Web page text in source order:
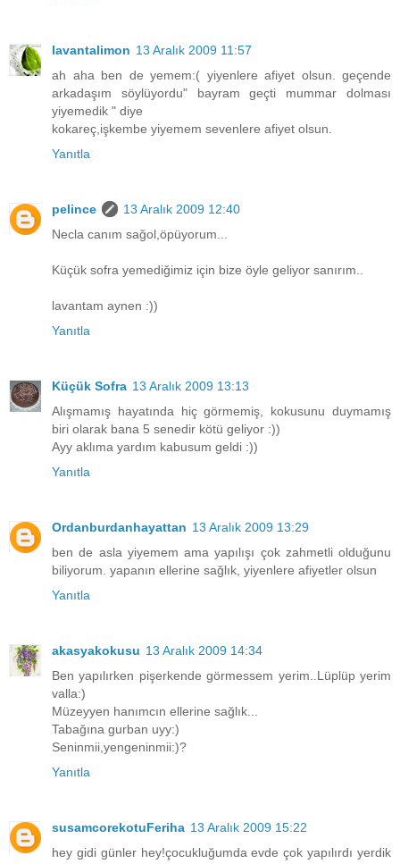
lavantalimon 13 Aralık 2009 11:57
ah aha ben de yemem:( yiyenlere afiyet olsun. geçende
arkadaşım söylüyordu" bayram geçti mummar dolması
yiyemedik " diye
kokareç,işkembe yiyemem sevenlere afiyet olsun.
Yanıtla
pelince
13 Aralık 2009 12:40
Necla canım sağol,öpüyorum...
Küçük sofra yemediğimiz için bize öyle geliyor sanırım..
lavantam aynen :))
Yanıtla
Küçük Sofra 13 Aralık 2009 13:13
Alışmamış hayatında hiç görmemiş, kokusunu duymamış
biri olarak bana 5 senedir kötü geliyor :))
Ayy aklıma yardım kabusum geldi :))
Yanıtla
Ordanburdanhayattan 13 Aralık 2009 13:29
ben de asla yiyemem ama yapılışı çok zahmetli olduğunu
biliyorum. yapanın ellerine sağlık, yiyenlere afiyetler olsun
Yanıtla
akasyakokusu 13 Aralık 2009 14:34
Ben yapılırken pişerkende görmessem yerim..Lüplüp yerim
valla:)
Müzeyyen hanımcın ellerine sağlık...
Tabağına gurban uyy:)
Seninmii,yengeninmii:)?
Yanıtla
susamcorekotuFeriha 13 Aralık 2009 15:22
hey gidi günler hey!çocukluğumda evde çok yapılırdı yerdik